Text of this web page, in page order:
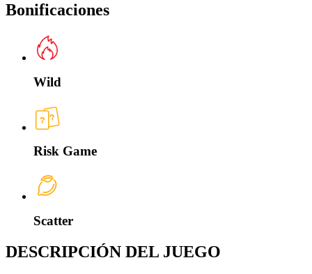
Bonificaciones
Wild
Risk Game
Scatter
DESCRIPCIÓN DEL JUEGO